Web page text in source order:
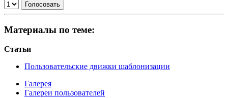
Материалы по теме:
Статьи
Пользовательские движки шаблонизации
Галерея
Галереи пользователей